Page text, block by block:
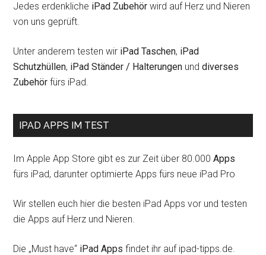
Jedes erdenkliche iPad Zubehör wird auf Herz und Nieren
von uns geprüft.
Unter anderem testen wir iPad Taschen, iPad
Schutzhüllen, iPad Ständer / Halterungen unddiverses
Zubehör fürs iPad.
IPAD APPS IM TEST
Im Apple App Store gibt es zur Zeit über 80.000Apps
fürs iPad, darunter optimierte Apps fürs neue iPad Pro
Wir stellen euch hier die besten iPad Apps vor und testen
die Apps auf Herz und Nieren.
Die „Must have“ iPad Apps findet ihr auf ipad-tipps.de.